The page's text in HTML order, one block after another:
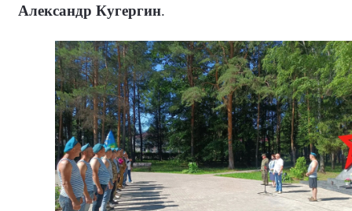
Александр Кугергин.